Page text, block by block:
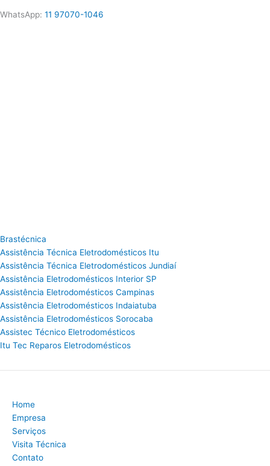
WhatsApp: 11 97070-1046
Brastécnica
Assistência Técnica Eletrodomésticos Itu
Assistência Técnica Eletrodomésticos Jundiaí
Assistência Eletrodomésticos Interior SP
Assistência Eletrodomésticos Campinas
Assistência Eletrodomésticos Indaiatuba
Assistência Eletrodomésticos Sorocaba
Assistec Técnico Eletrodomésticos
Itu Tec Reparos Eletrodomésticos
Home
Empresa
Serviços
Visita Técnica
Contato